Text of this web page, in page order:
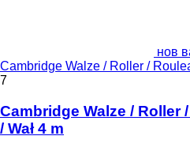
нов
Cambridge Walze / Roller /
7
Cambridge Walze / Roller
/ Wał 4 m